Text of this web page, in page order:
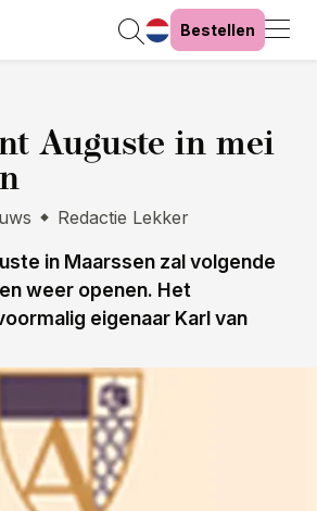
Bestellen
Auguste in mei
Redactie Lekker
in Maarssen zal volgende
weer openen. Het
eigenaar Karl van